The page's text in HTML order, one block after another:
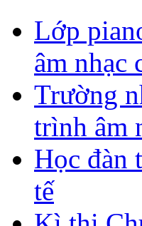
Lớp
âm nhạc
Trường
trình âm
Học đàn
tế